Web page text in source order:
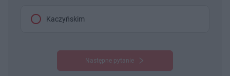
Kaczyńskim
Następne pytanie